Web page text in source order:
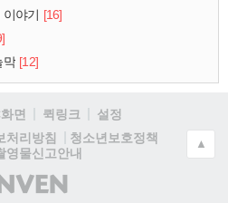
야기 [16]
막 [12]
면 퀵링크
설정
처리방침
청소년보호정책
영물신고안내
(주)
인
▲